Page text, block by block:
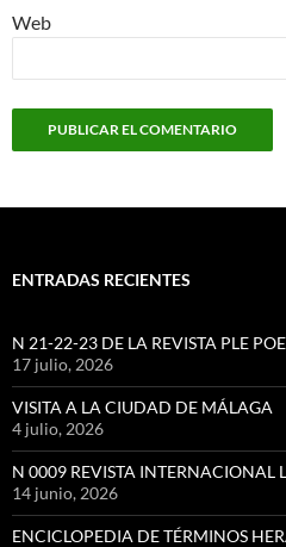
Web
ENTRADAS RECIENTES
N 21-22-23 DE LA REVISTA PLE
17 julio, 2026
VISITA A LA CIUDAD DE MÁLAGA
4 julio, 2026
N 0009 REVISTA INTERNACIONAL
14 junio, 2026
ENCICLOPEDIA DE TÉRMINOS